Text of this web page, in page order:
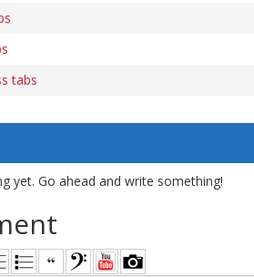
tabs
yet. Go ahead and write something!